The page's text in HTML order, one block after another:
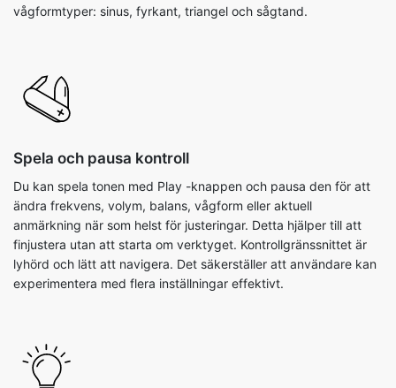
vågformtyper: sinus, fyrkant, triangel och sågtand.
Spela och pausa kontroll
Du kan spela tonen med Play -knappen och pausa den för att
ändra frekvens, volym, balans, vågform eller aktuell
anmärkning när som helst för justeringar. Detta hjälper till att
finjustera utan att starta om verktyget. Kontrollgränssnittet är
lyhörd och lätt att navigera. Det säkerställer att användare kan
experimentera med flera inställningar effektivt.